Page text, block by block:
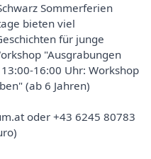
Sommerferien
bieten viel
für junge
"Ausgrabungen
16:00 Uhr: Workshop
(ab 6 Jahren)
oder +43 6245 80783